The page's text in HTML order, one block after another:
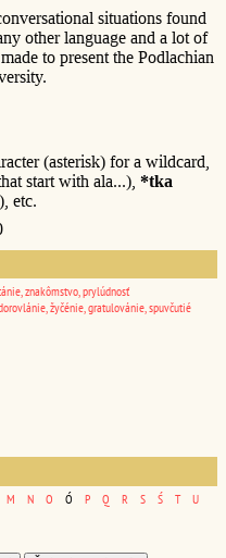
situations found
other language and a lot of
to present the Podlachian
(asterisk) for a wildcard,
start with ala...), *tka
etc.
znakômstvo, prylúdnosť
žyčénie, gratulovánie, spuvčutié
M N O Ó P Q R S Ś T
U